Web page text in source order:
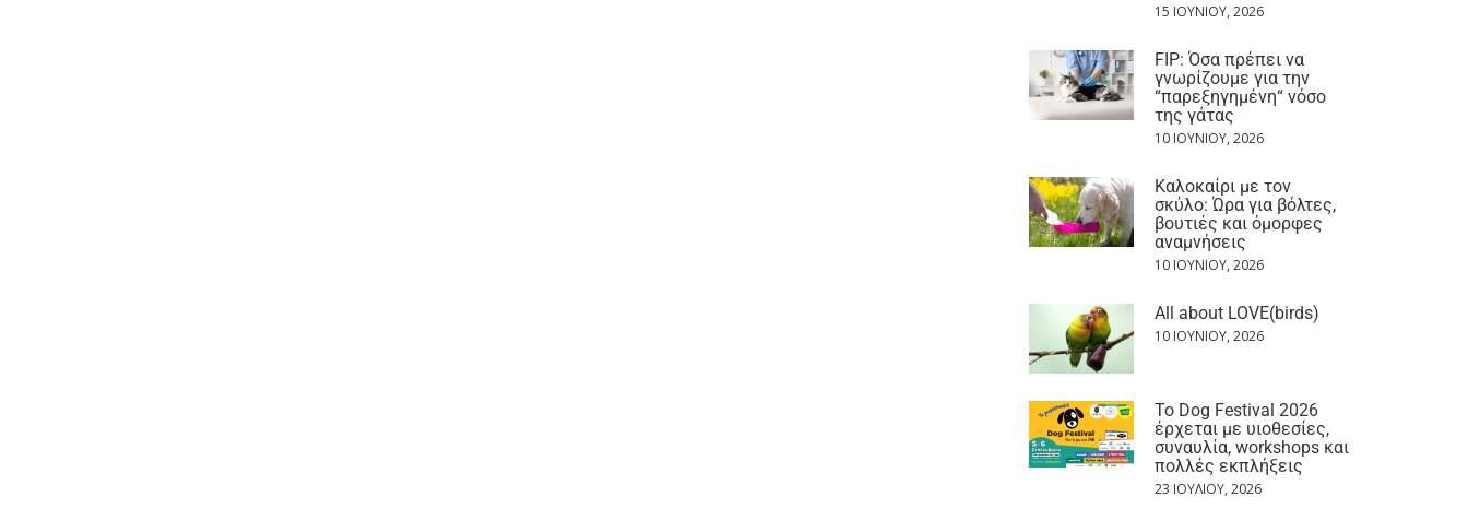
15 ΙΟΥΝΊΟΥ, 2026
FIP: Όσα πρέπει να
γνωρίζουμε για την
“παρεξηγημένη“ νόσο
της γάτας
10 ΙΟΥΝΊΟΥ, 2026
Καλοκαίρι με τον
σκύλο: Ώρα για βόλτες,
βουτιές και όμορφες
αναμνήσεις
10 ΙΟΥΝΊΟΥ, 2026
All about LOVE(birds)
10 ΙΟΥΝΊΟΥ, 2026
Το Dog Festival 2026
έρχεται με υιοθεσίες,
συναυλία, workshops και
πολλές εκπλήξεις
23 ΙΟΥΛΊΟΥ, 2026